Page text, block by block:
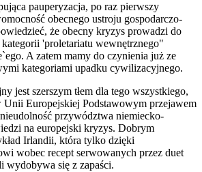
pauperyzacja, po raz pierwszy
obecnego ustroju gospodarczo-
że obecny kryzys prowadzi do
kategorii 'proletariatu wewnętrznego"
A zatem mamy do czynienia już ze
kategoriami upadku cywilizacyjnego.
jest szerszym tłem dla tego wszystkiego,
Unii Europejskiej Podstawowym przejawem
przywództwa niemiecko-
na europejski kryzys. Dobrym
Irlandii, która tylko dzięki
wobec recept serwowanych przez duet
wydobywa się z zapaści.